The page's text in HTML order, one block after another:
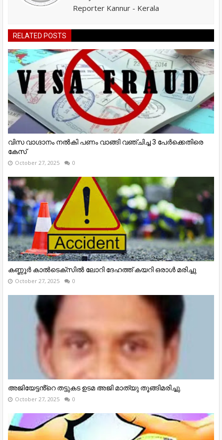
Reporter Kannur - Kerala
RELATED POSTS
വിസ വാഗ്ദാനം നൽകി പണം വാങ്ങി വഞ്ചിച്ച 3 പേർക്കെതിരെ
കേസ്
October 27, 2025 0
കണ്ണൂര്‍ കാല്‍ടെക്‌സില്‍ ലോറി ദേഹത്ത് കയറി ഒരാള്‍ മരിച്ചു
October 27, 2025 0
അജിയേട്ടൻ്റെ തട്ടുകട ഉടമ അജി മാത്യു തൂങ്ങിമരിച്ചു.
October 27, 2025 0